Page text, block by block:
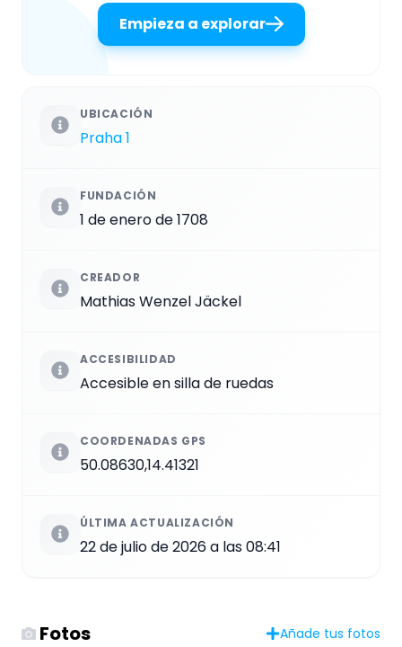
Empieza a explorar
UBICACIÓN
Praha 1
FUNDACIÓN
1 de enero de 1708
CREADOR
Mathias Wenzel Jäckel
ACCESIBILIDAD
Accesible en silla de ruedas
COORDENADAS GPS
50.08630,14.41321
ÚLTIMA ACTUALIZACIÓN
22 de julio de 2026 a las 08:41
Fotos Añade tus fotos